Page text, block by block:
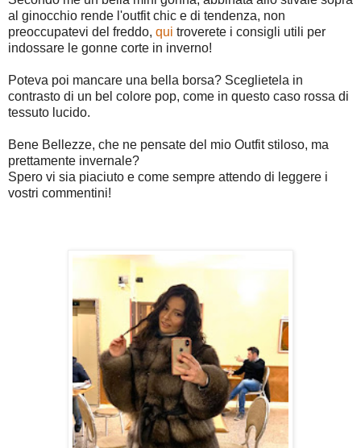
al ginocchio rende l'outfit chic e di tendenza, non
preoccupatevi del freddo, qui troverete i consigli utili per
indossare le gonne corte in inverno!
Poteva poi mancare una bella borsa? Sceglietela in
contrasto di un bel colore pop, come in questo caso rossa di
tessuto lucido.
Bene Bellezze, che ne pensate del mio Outfit stiloso, ma
prettamente invernale?
Spero vi sia piaciuto e come sempre attendo di leggere i
vostri commentini!